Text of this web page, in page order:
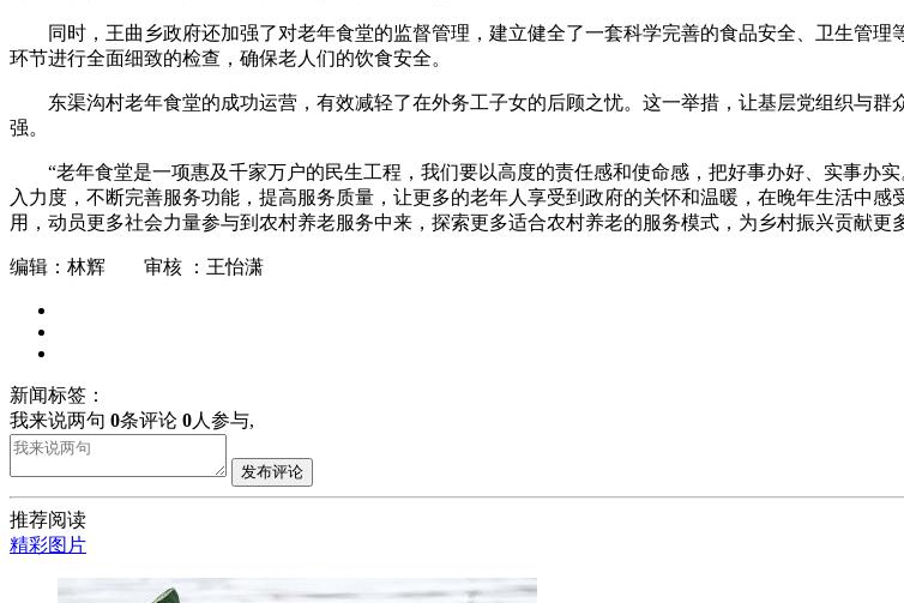
同时，王曲乡政府还加强了对老年食堂的监督管理，建立健全了一套科学完善的食品安全、卫生管
环节进行全面细致的检查，确保老人们的饮食安全。
东渠沟村老年食堂的成功运营，有效减轻了在外务工子女的后顾之忧。这一举措，让基层党组织与
强。
“老年食堂是一项惠及千家万户的民生工程，我们要以高度的责任感和使命感，把好事办好、实事办
入力度，不断完善服务功能，提高服务质量，让更多的老年人享受到政府的关怀和温暖，在晚年生活中
用，动员更多社会力量参与到农村养老服务中来，探索更多适合农村养老的服务模式，为乡村振兴贡献更
编辑：林辉 审核 ：王怡潇
新闻标签：
我来说两句 0条评论 0人参与,
发布评论
推荐阅读